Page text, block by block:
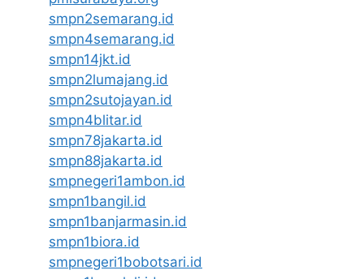
smpn2semarang.id
smpn4semarang.id
smpn14jkt.id
smpn2lumajang.id
smpn2sutojayan.id
smpn4blitar.id
smpn78jakarta.id
smpn88jakarta.id
smpnegeri1ambon.id
smpn1bangil.id
smpn1banjarmasin.id
smpn1biora.id
smpnegeri1bobotsari.id